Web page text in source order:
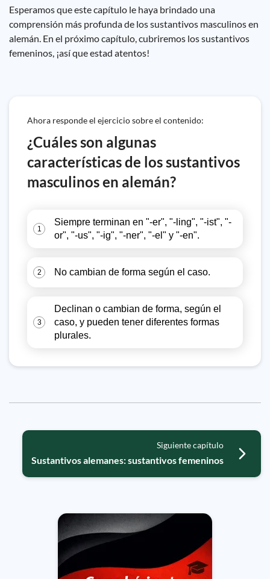
Esperamos que este capítulo le haya brindado una
comprensión más profunda de los sustantivos masculinos en
alemán. En el próximo capítulo, cubriremos los sustantivos
femeninos, ¡así que estad atentos!
Ahora responde el ejercicio sobre el contenido:
¿Cuáles son algunas
características de los sustantivos
masculinos en alemán?
1
Siempre terminan en "-er", "-ling", "-ist", "-
or", "-us", "-ig", "-ner", "-el" y "-en".
2 No cambian de forma según el caso.
3
Declinan o cambian de forma, según el
caso, y pueden tener diferentes formas
plurales.
Siguiente capítulo
Sustantivos alemanes: sustantivos femeninos